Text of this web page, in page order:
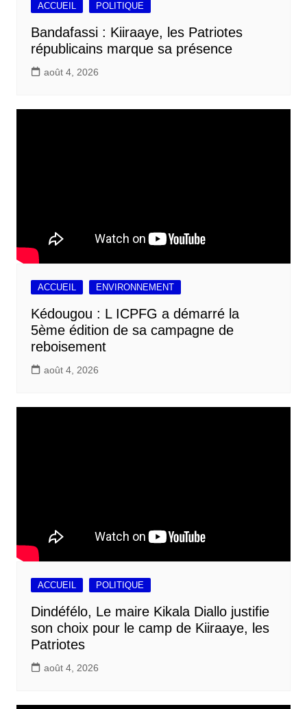
ACCUEIL POLITIQUE
Bandafassi : Kiiraaye, les Patriotes
républicains marque sa présence
août 4, 2026
ACCUEIL ENVIRONNEMENT
Kédougou : L ICPFG a démarré la
5ème édition de sa campagne de
reboisement
août 4, 2026
ACCUEIL POLITIQUE
Dindéfélo, Le maire Kikala Diallo justifie
son choix pour le camp de Kiiraaye, les
Patriotes
août 4, 2026